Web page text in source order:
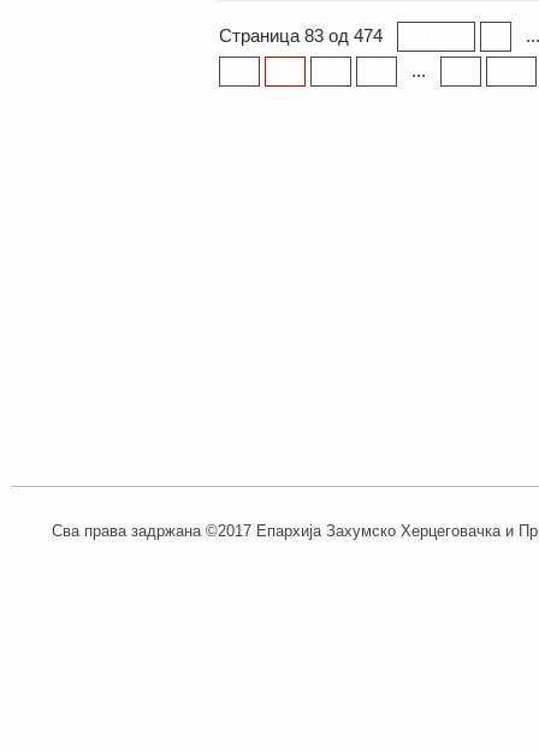
Страница 83 од 474
...
...
Сва права задржана ©2017 Епархија Захумско Херцеговачка и